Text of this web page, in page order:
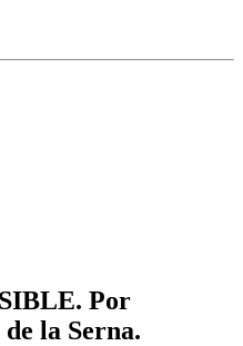
Por
la Serna.
virtual de rocio.com.